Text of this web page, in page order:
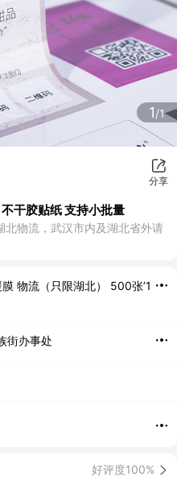
1/1
分享
干胶贴纸 支持小批量
物流，武汉市内及湖北省外请
物流（只限湖北） 500张’1
街办事处
好评度100%